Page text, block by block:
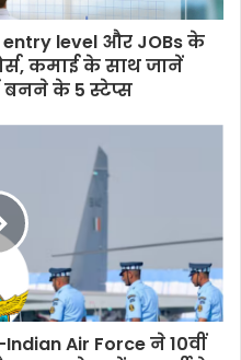
level और JOBs के
कमाई के साथ जानें
बनने के 5 स्टेप्स
Air Force ने 10वीं